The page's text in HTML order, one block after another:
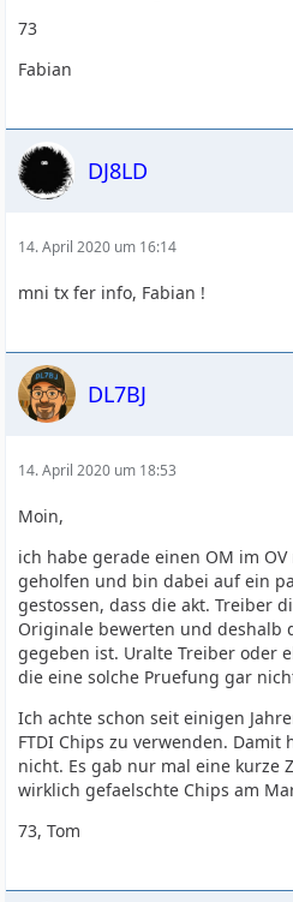
73
Fabian
DJ8LD
14. April 2020 um 16:14
mni tx fer info, Fabian !
DL7BJ
14. April 2020 um 18:53
Moin,
ich habe gerade einen OM im
geholfen und bin dabei auf ein
gestossen, dass die akt. Treiber
Originale bewerten und deshalb
gegeben ist. Uralte Treiber oder
die eine solche Pruefung gar
Ich achte schon seit einigen
FTDI Chips zu verwenden. Damit
nicht. Es gab nur mal eine kurze
wirklich gefaelschte Chips am
73, Tom